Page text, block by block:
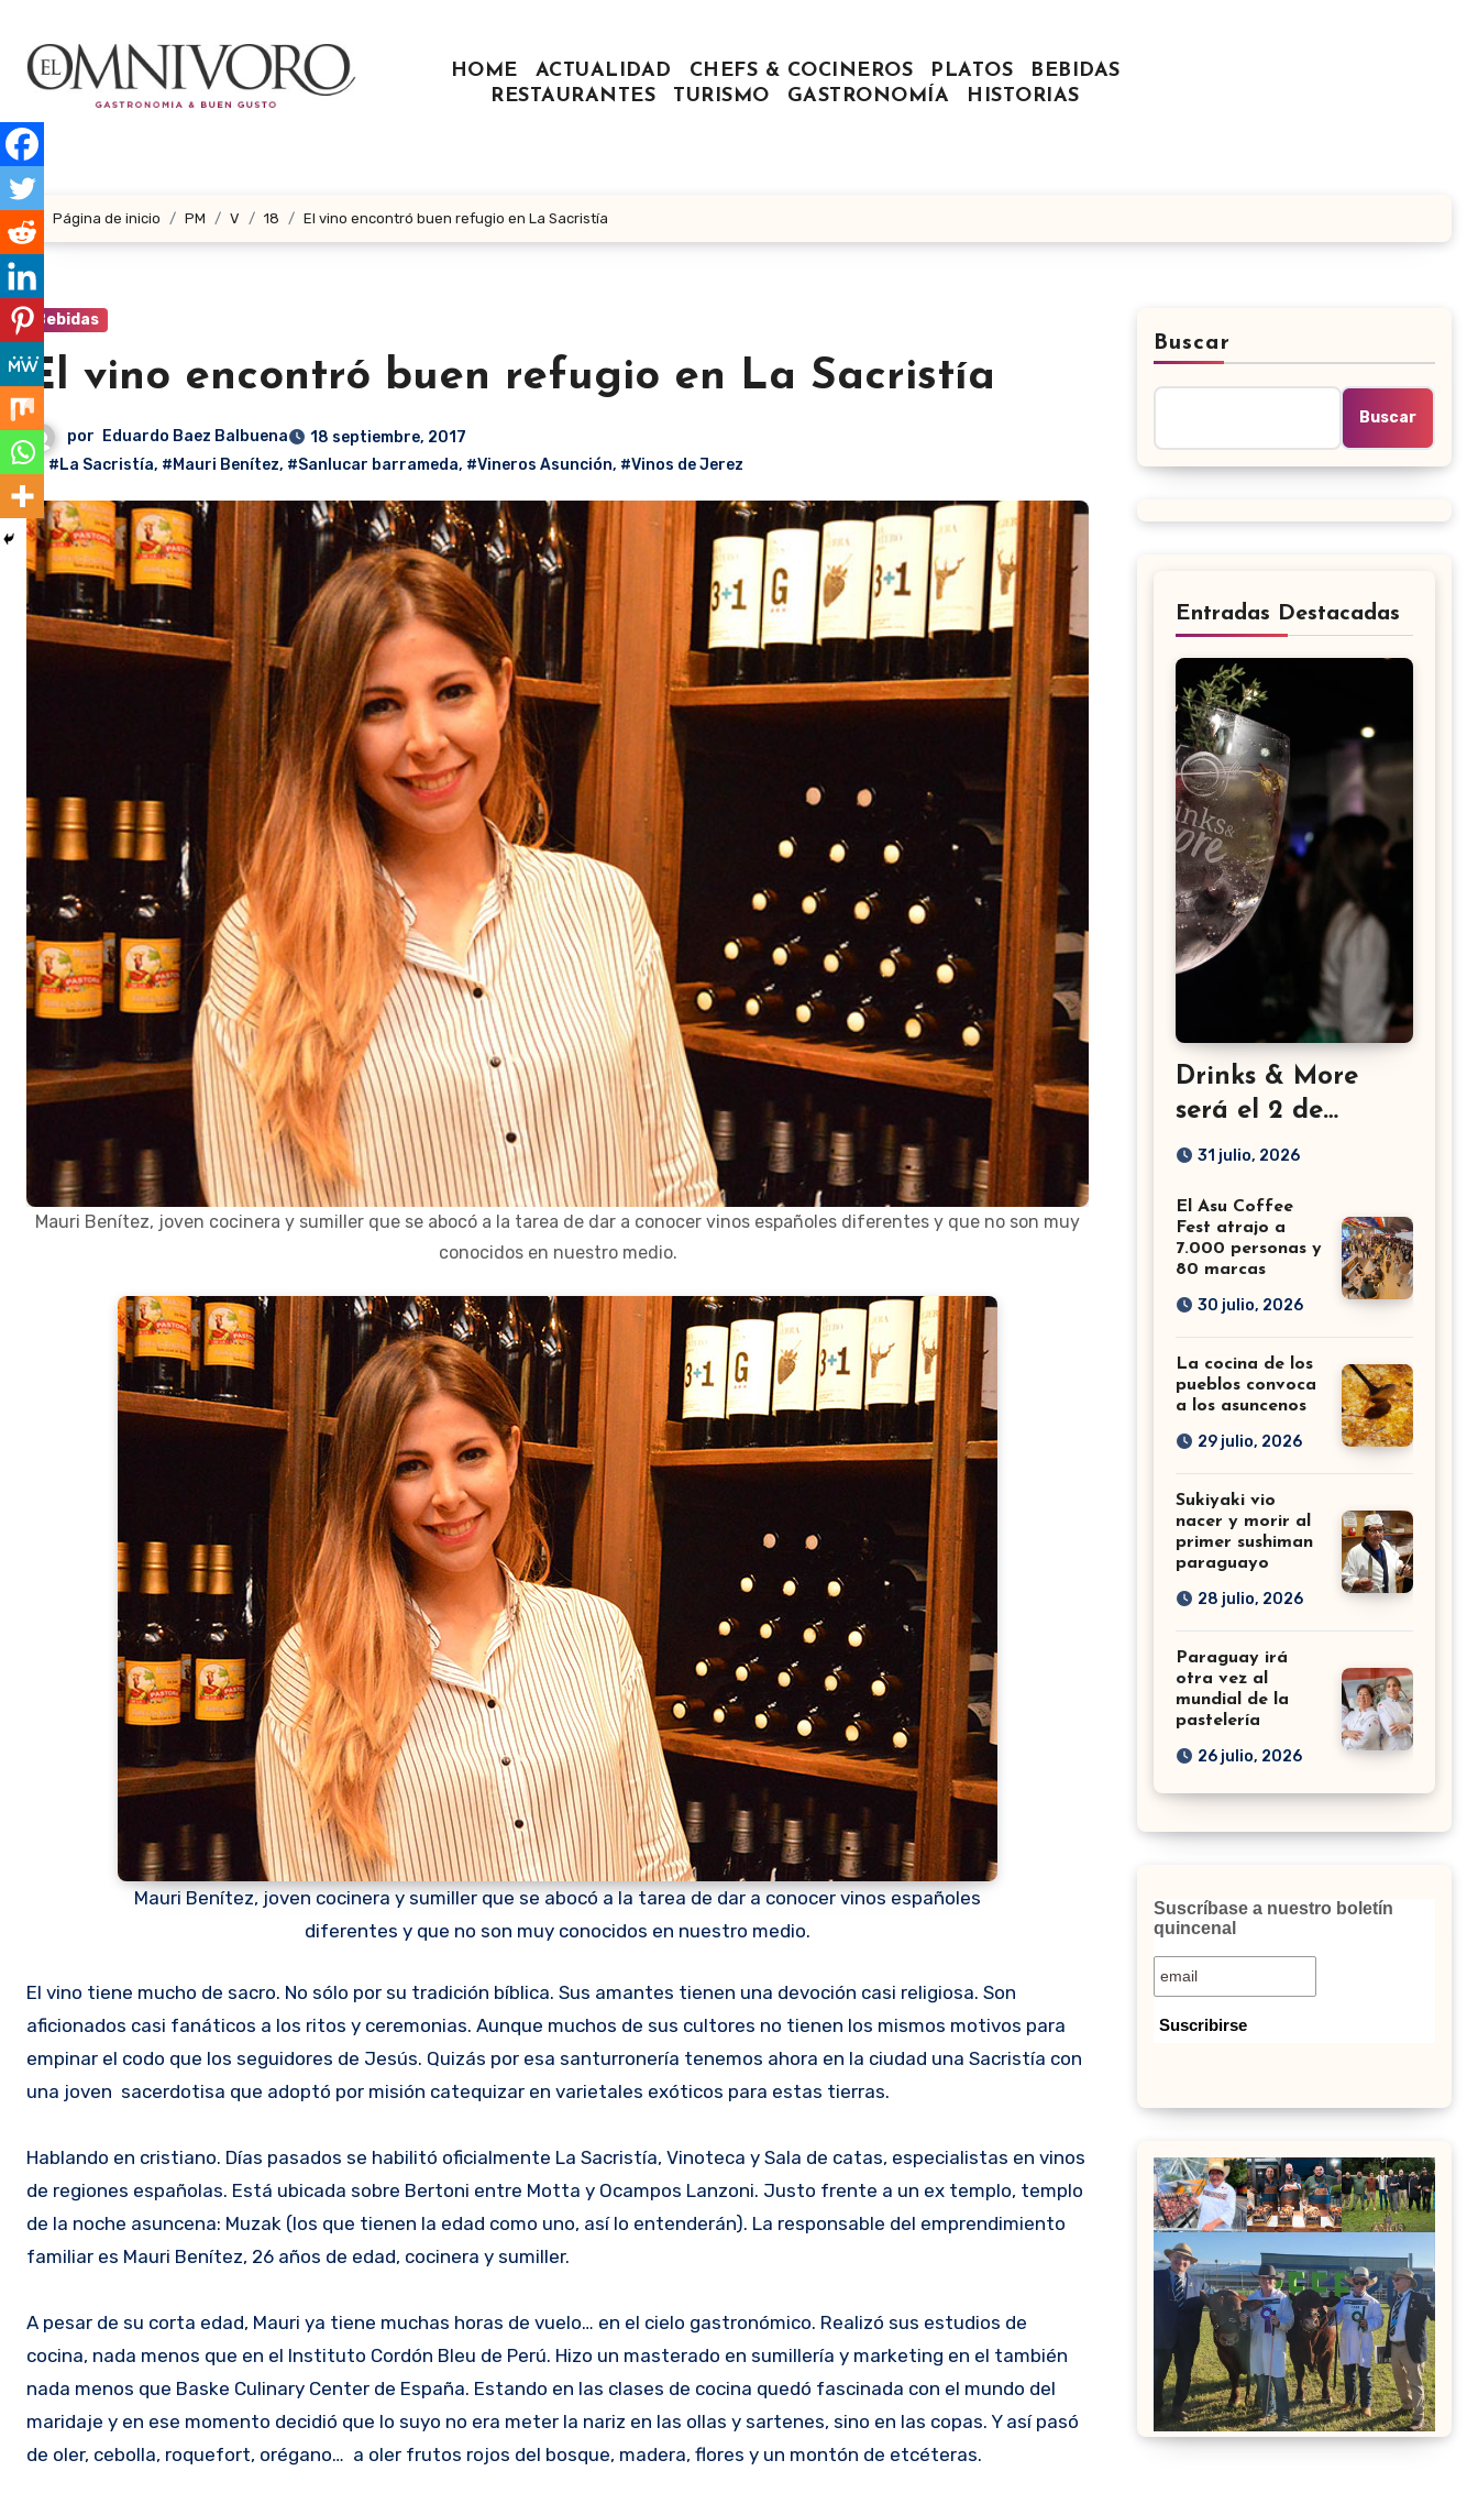
contenido
HOME ACTUALIDAD CHEFS & COCINEROS PLATOS
BEBIDAS
RESTAURANTES
TURISMO GASTRONOMÍA HISTORIAS
Página de inicio PM V 18 El vino encontró buen refugio en La Sacristía
Bebidas
El vino encontró buen refugio en La Sacristía
por Eduardo Baez Balbuena
18 septiembre, 2017
#La Sacristía, #Mauri Benítez, #Sanlucar barrameda, #Vineros Asunción, #Vinos de Jerez
Mauri Benítez, joven cocinera y sumiller que se abocó a la tarea de dar a conocer vinos españoles diferentes y que no son muy
conocidos en nuestro medio.
Mauri Benítez, joven cocinera y sumiller que se abocó a la tarea de dar a conocer vinos españoles
diferentes y que no son muy conocidos en nuestro medio.
El vino tiene mucho de sacro. No sólo por su tradición bíblica. Sus amantes tienen una devoción casi religiosa. Son
aficionados casi fanáticos a los ritos y ceremonias. Aunque muchos de sus cultores no tienen los mismos motivos para
empinar el codo que los seguidores de Jesús. Quizás por esa santurronería tenemos ahora en la ciudad una Sacristía con
una joven sacerdotisa que adoptó por misión catequizar en varietales exóticos para estas tierras.
Hablando en cristiano. Días pasados se habilitó oficialmente La Sacristía, Vinoteca y Sala de catas, especialistas en vinos
de regiones españolas. Está ubicada sobre Bertoni entre Motta y Ocampos Lanzoni. Justo frente a un ex templo, templo
de la noche asuncena: Muzak (los que tienen la edad como uno, así lo entenderán). La responsable del emprendimiento
familiar es Mauri Benítez, 26 años de edad, cocinera y sumiller.
A pesar de su corta edad, Mauri ya tiene muchas horas de vuelo… en el cielo gastronómico. Realizó sus estudios de
cocina, nada menos que en el Instituto Cordón Bleu de Perú. Hizo un masterado en sumillería y marketing en el también
nada menos que Baske Culinary Center de España. Estando en las clases de cocina quedó fascinada con el mundo del
maridaje y en ese momento decidió que lo suyo no era meter la nariz en las ollas y sartenes, sino en las copas. Y así pasó
de oler, cebolla, roquefort, orégano… a oler frutos rojos del bosque, madera, flores y un montón de etcéteras.
Buscar
Buscar
Entradas Destacadas
Drinks & More
será el 2 de
setiembre en el
31 julio, 2026
El Asu Coffee
Fest atrajo a
7.000 personas y
80 marcas
30 julio, 2026
La cocina de los
pueblos convoca
a los asuncenos
29 julio, 2026
Sukiyaki vio
nacer y morir al
primer sushiman
paraguayo
28 julio, 2026
Paraguay irá
otra vez al
mundial de la
pastelería
26 julio, 2026
Suscríbase a nuestro boletín
quincenal